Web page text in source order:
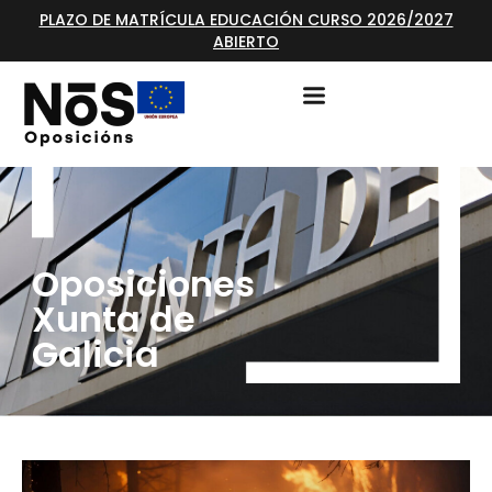
PLAZO DE MATRÍCULA EDUCACIÓN CURSO 2026/2027
ABIERTO
Oposiciones
Xunta de
Galicia